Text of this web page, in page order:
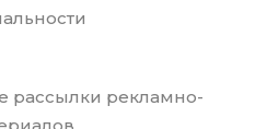
рассылки рекламно-